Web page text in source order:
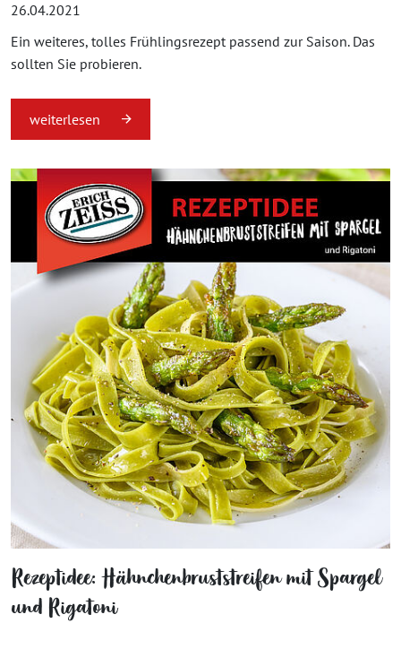
26.04.2021
Ein weiteres, tolles Frühlingsrezept passend zur Saison. Das
sollten Sie probieren.
weiterlesen
Rezeptidee: Hähnchenbruststreifen mit Spargel
und Rigatoni